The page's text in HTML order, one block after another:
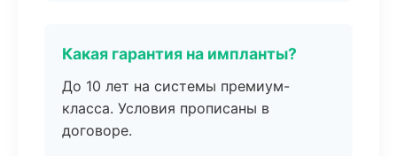
Какая гарантия на импланты?
До 10 лет на системы премиум-
класса. Условия прописаны в
договоре.